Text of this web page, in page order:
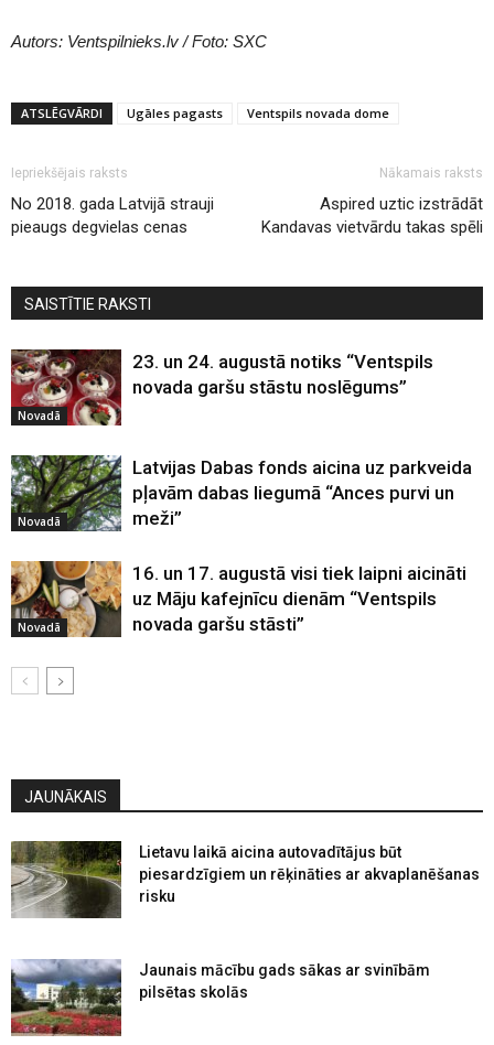
Autors: Ventspilnieks.lv / Foto: SXC
ATSLĒGVĀRDI Ugāles pagasts Ventspils novada dome
Iepriekšējais raksts
No 2018. gada Latvijā strauji
pieaugs degvielas cenas
Nākamais raksts
Aspired uztic izstrādāt
Kandavas vietvārdu takas spēli
SAISTĪTIE RAKSTI
Novadā
23. un 24. augustā notiks “Ventspils
novada garšu stāstu noslēgums”
Novadā
Latvijas Dabas fonds aicina uz parkveida
pļavām dabas liegumā “Ances purvi un
meži”
Novadā
16. un 17. augustā visi tiek laipni aicināti
uz Māju kafejnīcu dienām “Ventspils
novada garšu stāsti”
JAUNĀKAIS
Lietavu laikā aicina autovadītājus būt
piesardzīgiem un rēķināties ar akvaplanēšanas
risku
Jaunais mācību gads sākas ar svinībām
pilsētas skolās